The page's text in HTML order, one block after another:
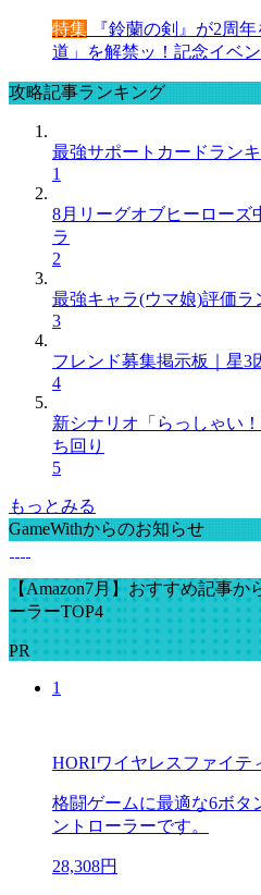
特集 『鈴蘭の剣』が2周
道」を解禁ッ！記念イベ
攻略記事ランキング
最強サポートカードラン
1
8月リーグオブヒーローズ
ラ
2
最強キャラ(ウマ娘)評価ラ
3
フレンド募集掲示板｜星3
4
新シナリオ「らっしゃい
ち回り
5
もっとみる
GameWithからのお知らせ
【Amazon7月】おすすめ記事
ーラーTOP4
PR
1
HORIワイヤレスファイテ
格闘ゲームに最適な6ボタ
ントローラーです。
28,308円